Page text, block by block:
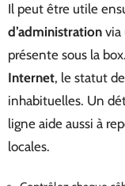
Il peut être utile
d’administration via
présente sous la
Internet, le statut
inhabituelles. Un
ligne aide aussi à
locales.